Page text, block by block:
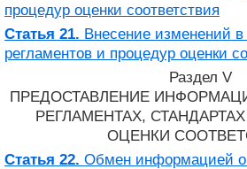
процедур оценки соответствия
Статья 21. Внесение изменений в
регламентов и процедур оценки
Раздел V
ПРЕДОСТАВЛЕНИЕ
РЕГЛАМЕНТАХ,
ОЦЕНКИ
Статья 22. Обмен информацией о